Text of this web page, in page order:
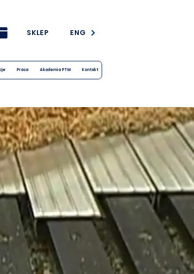
SKLEP ENG
Praca Akademia PTM Kontakt